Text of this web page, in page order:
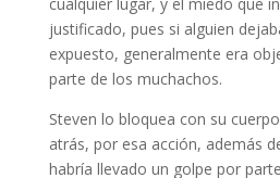
justificado, pues si alguien
expuesto, generalmente era
parte de los muchachos.
Steven lo bloquea con su
atrás, por esa acción, además
habría llevado un golpe por